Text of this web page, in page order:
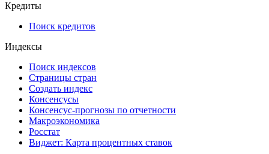
Кредиты
Поиск кредитов
Индексы
Поиск индексов
Страницы стран
Создать индекс
Консенсусы
Консенсус-прогнозы по отчетности
Макроэкономика
Росстат
Виджет: Карта процентных ставок